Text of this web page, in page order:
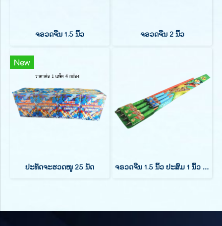
ຈຣວດຈີນ 1.5 ນິ້ວ ຈຣວດຈີນ 2 ນິ້ວ
New
ປະທັດຈະຮວດໜູ 25 ນັດ ຈຣວດຈີນ 1.5 ນິ້ວ ປະສົມ 1 ນິ້ວ (7 ແທ່ງ)